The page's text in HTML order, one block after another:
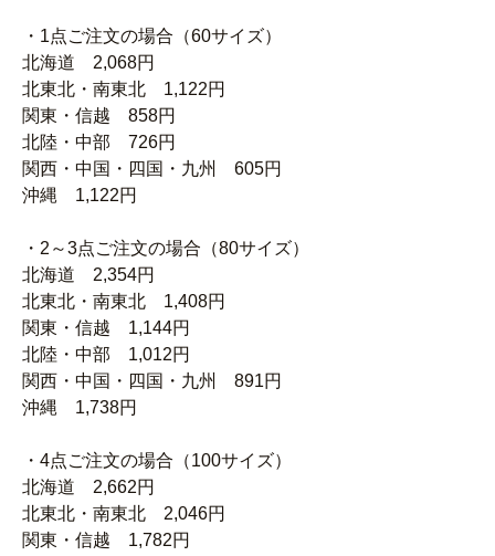
・1点ご注文の場合（60サイズ）
北海道 2,068円
北東北・南東北 1,122円
関東・信越 858円
北陸・中部 726円
関西・中国・四国・九州 605円
沖縄 1,122円
・2～3点ご注文の場合（80サイズ）
北海道 2,354円
北東北・南東北 1,408円
関東・信越 1,144円
北陸・中部 1,012円
関西・中国・四国・九州 891円
沖縄 1,738円
・4点ご注文の場合（100サイズ）
北海道 2,662円
北東北・南東北 2,046円
関東・信越 1,782円